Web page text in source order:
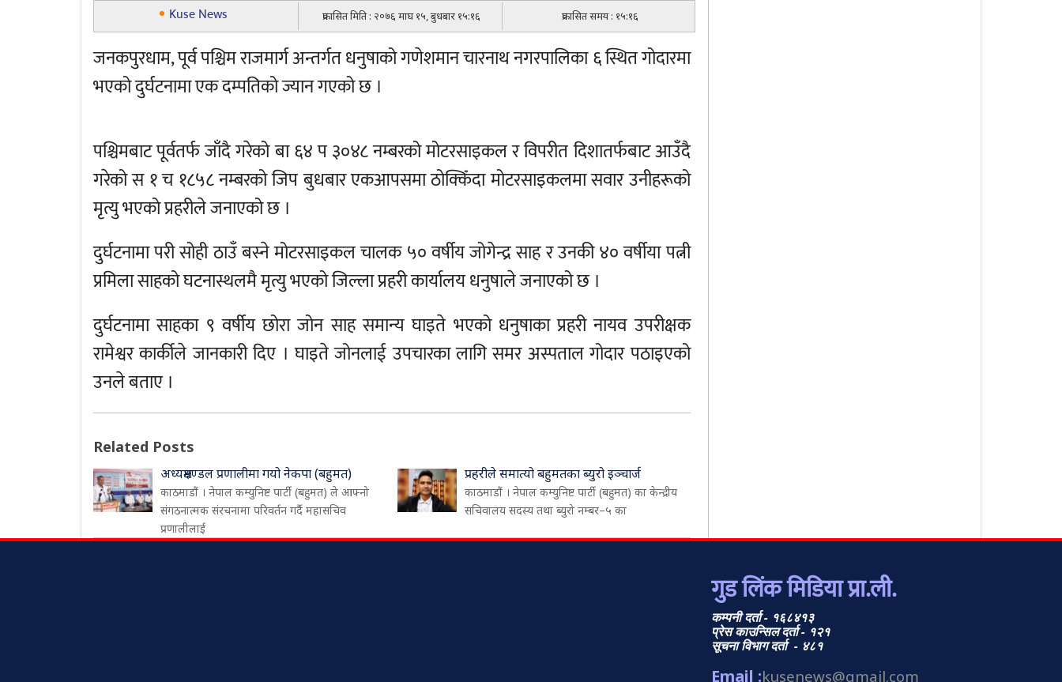
Kuse News प्रकासित मिति : २०७६ माघ १५, बुधबार १५:१६ प्रकासित समय : १५:१६
जनकपुरधाम, पूर्व पश्चिम राजमार्ग अन्तर्गत धनुषाको गणेशमान चारनाथ नगरपालिका ६ स्थित गोदारमा
भएको दुर्घटनामा एक दम्पतिको ज्यान गएको छ ।
पश्चिमबाट पूर्वतर्फ जाँदै गरेको बा ६४ प ३०४८ नम्बरको मोटरसाइकल र विपरीत दिशातर्फबाट आउँदै
गरेको स १ च १८५८ नम्बरको जिप बुधबार एकआपसमा ठोक्किँदा मोटरसाइकलमा सवार उनीहरूको
मृत्यु भएको प्रहरीले जनाएको छ ।
दुर्घटनामा परी सोही ठाउँ बस्ने मोटरसाइकल चालक ५० वर्षीय जोगेन्द्र साह र उनकी ४० वर्षीया पत्नी
प्रमिला साहको घटनास्थलमै मृत्यु भएको जिल्ला प्रहरी कार्यालय धनुषाले जनाएको छ ।
दुर्घटनामा साहका ९ वर्षीय छोरा जोन साह समान्य घाइते भएको धनुषाका प्रहरी नायव उपरीक्षक
रामेश्वर कार्कीले जानकारी दिए । घाइते जोनलाई उपचारका लागि समर अस्पताल गोदार पठाइएको
उनले बताए ।
Related Posts
अध्यक्षमण्डल प्रणालीमा गयो नेकपा (बहुमत)
काठमाडौं । नेपाल कम्युनिष्ट पार्टी (बहुमत) ले आफ्नो
संगठनात्मक संरचनामा परिवर्तन गर्दै महासचिव
प्रणालीलाई
प्रहरीले समात्यो बहुमतका ब्युरो इञ्चार्ज
काठमाडौं । नेपाल कम्युनिष्ट पार्टी (बहुमत) का केन्द्रीय
सचिवालय सदस्य तथा ब्युरो नम्बर–५ का
गुड लिंक मिडिया प्रा.ली.
कम्पनी दर्ता - १६८४१३
प्रेस काउन्सिल दर्ता - १२१
सूचना विभाग दर्ता - ४८१
Email :kusenews@gmail.com